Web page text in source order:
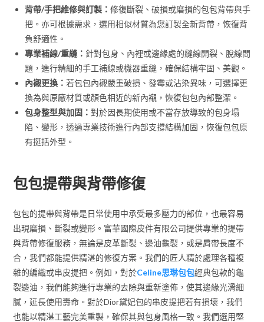
背帶/手把維修與訂製：修復斷裂、破損或磨損的包包背帶與手
把。亦可根據需求，選用相似材質為您訂製全新背帶，恢復背
負舒適性。
專業補線/重縫： 針對包身、內裡或邊緣處的縫線開裂、脫線問
題，進行精細的手工補線或機器重縫，確保結構牢固、美觀。
內襯更換：若包包內襯嚴重破損、發霉或沾染異味，可選擇更
換為與原廠材質或顏色相近的新內襯，恢復包包內部整潔。
包身整型與加固：對於因長期使用或不當存放導致的包身塌
陷、變形，透過專業技術進行內部支撐結構加固，恢復包包原
有挺括外型。
包包提帶與背帶修復
包包的提帶與背帶是日常使用中承受最多壓力的部位，也最容易
出現磨損、斷裂或變形。富華國際皮件有限公司提供專業的提帶
與背帶修復服務，無論是皮革斷裂、邊油龜裂，或是肩帶長度不
合，我們都能提供精湛的修復方案。我們的匠人精於處理各種複
雜的編織或串皮提把。例如，對於Celine思琳包包經典包款的龜
裂邊油，我們能夠進行專業的去除與重新塗佈，使其邊緣光滑細
膩，延長使用壽命。對於Dior黛妃包的串皮提把若有損壞，我們
也能以精湛工藝完美重製，確保其與包身風格一致。我們選用堅